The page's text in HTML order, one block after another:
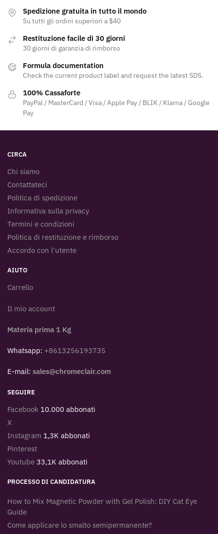
Spedizione gratuita in tutto il mondo
Su tutti gli ordini superiori a $40
Restituzione facile di 30 giorni
30 giorni di garanzia di rimborso
Formula documentation
Check the current product label and request the latest SDS.
100% Cassaforte
PayPal / MasterCard / Visa / Apple Pay / BLIK / Klarna / Google
Pay
CIRCA
Chi siamo
Contattateci
Politica di spedizione
Informativa sulla privacy
Termini e condizioni
Politica di restituzione e rimborso
Accordo con l'utente
AIUTO
Carrello
Il mio account
Materia prima 1 Kg
Whatsapp: +8613256193735
E-mail: sales@chromeclair.com
SEGUIRE
Facebook 10.000 abbonati
X
Instagram 1,3K abbonati
Pinterest
Youtube 33,1K abbonati
PROCESSO DI CANDIDATURA
How to Mix Magnetic Powder with Gel Polish: DIY Cat Eye
Guide
Come applicare lo smalto semipermanente?